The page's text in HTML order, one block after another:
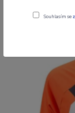
Souhlasím se